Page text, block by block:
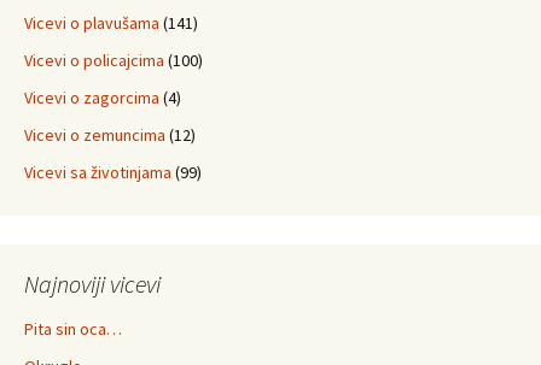
Vicevi o plavušama (141)
Vicevi o policajcima (100)
Vicevi o zagorcima (4)
Vicevi o zemuncima (12)
Vicevi sa životinjama (99)
Najnoviji vicevi
Pita sin oca…